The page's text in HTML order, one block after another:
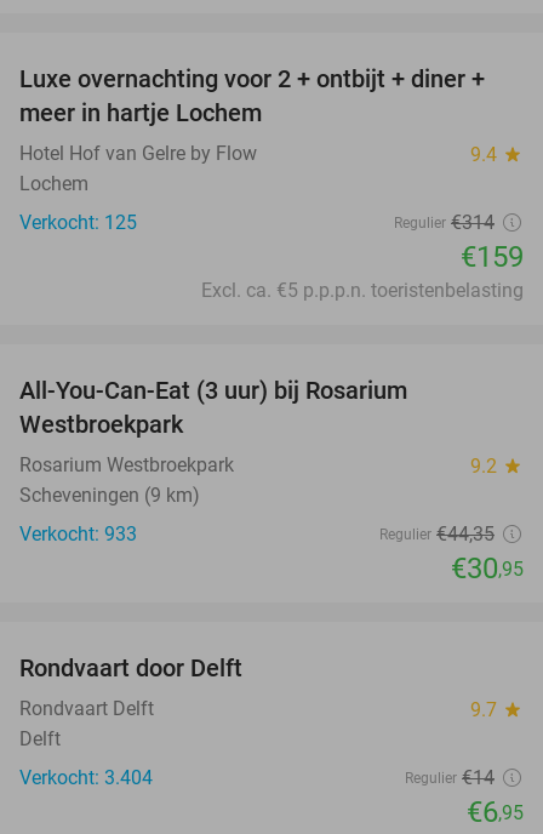
49%
Luxe overnachting voor 2 + ontbijt + diner +
meer in hartje Lochem
Hotel Hof van Gelre by Flow 9.4 star
Lochem
Verkocht: 125
Regulier €314
€159
Excl. ca. €5 p.p.p.n. toeristenbelasting
All-You-Can-Eat (3 uur) bij Rosarium
Westbroekpark
Rosarium Westbroekpark 9.2 star
Scheveningen (9 km)
Verkocht: 933
Regulier €44,35
€30,95
Rondvaart door Delft
Rondvaart Delft 9.7 star
Delft
Verkocht: 3.404
Regulier €14
€6,95